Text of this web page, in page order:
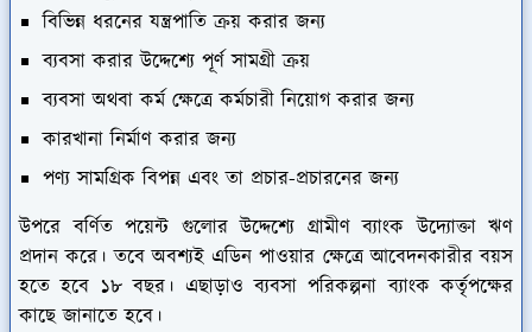
বিভিন্ন ধরনের যন্ত্রপাতি ক্রয় করার জন্য
ব্যবসা করার উদ্দেশ্যে পূর্ণ সামগ্রী ক্রয়
ব্যবসা অথবা কর্ম ক্ষেত্রে কর্মচারী নিয়োগ করার জন্য
কারখানা নির্মাণ করার জন্য
পণ্য সামগ্রিক বিপন্ন এবং তা প্রচার-প্রচারনের জন্য
উপরে বর্ণিত পয়েন্ট গুলোর উদ্দেশ্যে গ্রামীণ ব্যাংক উদ্যোক্তা ঋণ
প্রদান করে। তবে অবশ্যই এডিন পাওয়ার ক্ষেত্রে আবেদনকারীর বয়স
হতে হবে ১৮ বছর। এছাড়াও ব্যবসা পরিকল্পনা ব্যাংক কর্তৃপক্ষের
কাছে জানাতে হবে।